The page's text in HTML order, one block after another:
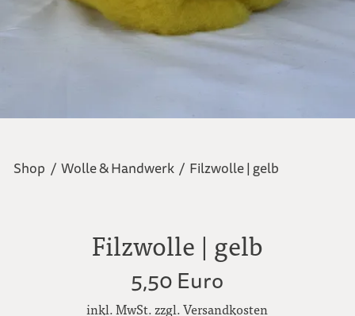
Shop / Wolle & Handwerk / Filzwolle | gelb
Filzwolle | gelb
5,50 Euro
inkl. MwSt. zzgl. Versandkosten